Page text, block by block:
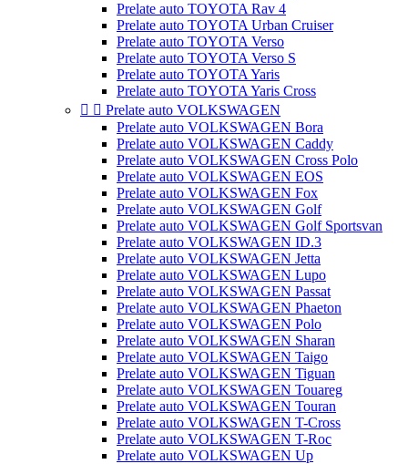
Prelate auto TOYOTA Rav 4
Prelate auto TOYOTA Urban Cruiser
Prelate auto TOYOTA Verso
Prelate auto TOYOTA Verso S
Prelate auto TOYOTA Yaris
Prelate auto TOYOTA Yaris Cross
  Prelate auto VOLKSWAGEN
Prelate auto VOLKSWAGEN Bora
Prelate auto VOLKSWAGEN Caddy
Prelate auto VOLKSWAGEN Cross Polo
Prelate auto VOLKSWAGEN EOS
Prelate auto VOLKSWAGEN Fox
Prelate auto VOLKSWAGEN Golf
Prelate auto VOLKSWAGEN Golf Sportsvan
Prelate auto VOLKSWAGEN ID.3
Prelate auto VOLKSWAGEN Jetta
Prelate auto VOLKSWAGEN Lupo
Prelate auto VOLKSWAGEN Passat
Prelate auto VOLKSWAGEN Phaeton
Prelate auto VOLKSWAGEN Polo
Prelate auto VOLKSWAGEN Sharan
Prelate auto VOLKSWAGEN Taigo
Prelate auto VOLKSWAGEN Tiguan
Prelate auto VOLKSWAGEN Touareg
Prelate auto VOLKSWAGEN Touran
Prelate auto VOLKSWAGEN T-Cross
Prelate auto VOLKSWAGEN T-Roc
Prelate auto VOLKSWAGEN Up